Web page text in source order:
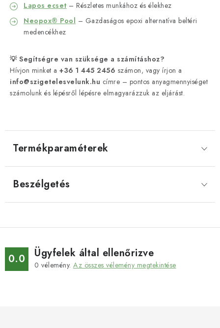
Lapos ecset – Részletes munkához és élekhez
Neopox® Pool – Gazdaságos epoxi alternatíva beltéri
medencékhez
💡 Segítségre van szüksége a számításhoz?
Hívjon minket a +36 1 445 2456 számon, vagy írjon a
info@szigetelesvelunk.hu címre – pontos anyagmennyiséget
számolunk és lépésről lépésre elmagyarázzuk az eljárást.
Termékparaméterek
Beszélgetés
0.0 Ügyfelek által ellenőrizve
0 vélemény. Az összes vélemény megtekintése